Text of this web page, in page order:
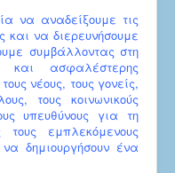
να αναδείξουμε τις
και να διερευνήσουμε
συμβάλλοντας στη
και ασφαλέστερης
νέους, τους γονείς,
τους κοινωνικούς
υπευθύνους για τη
εμπλεκόμενους
δημιουργήσουν ένα